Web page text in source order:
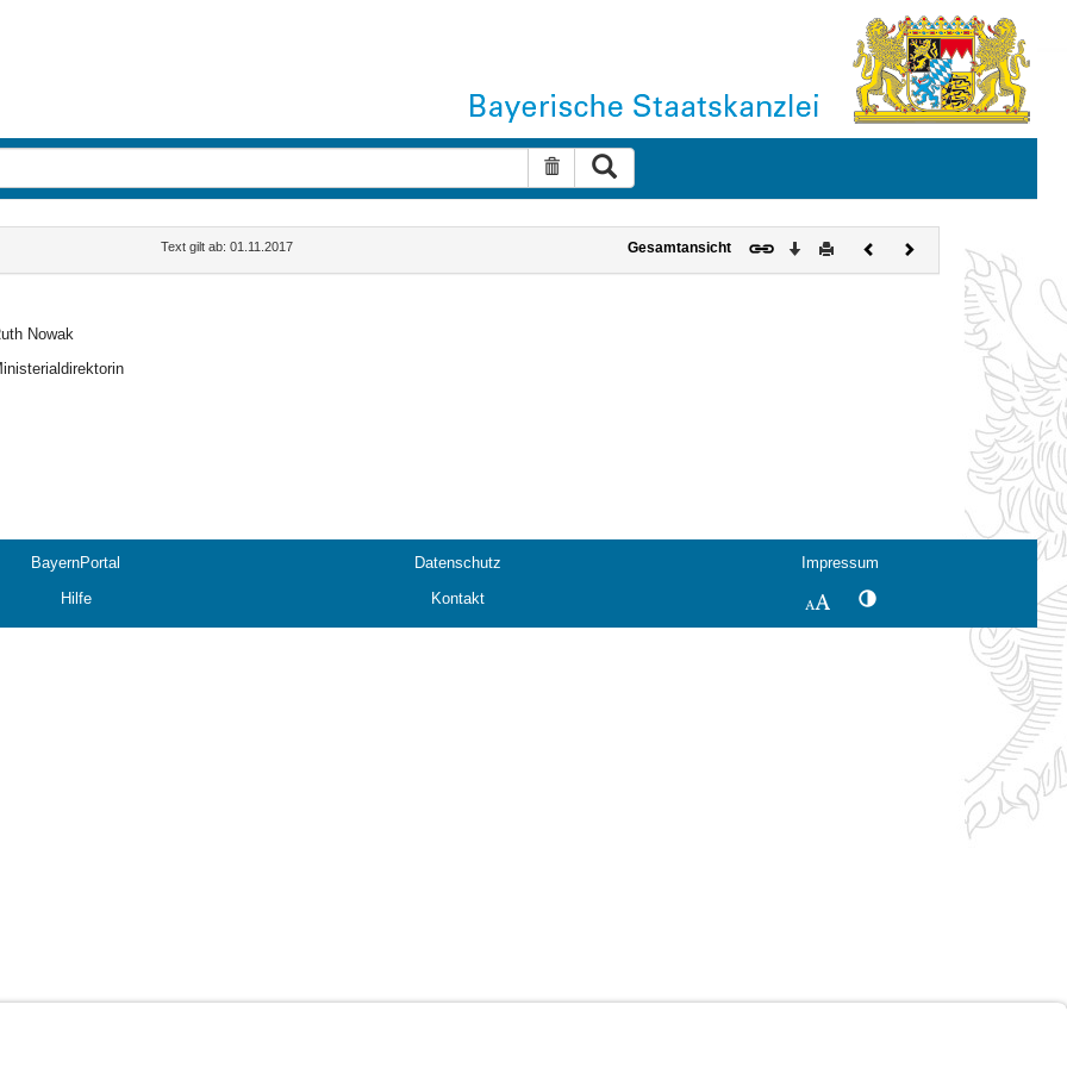
Suche zurücksetzen
Text gilt ab: 01.11.2017 Gesamtansicht Download
DruckenVorherigesNächstes
Dokument
Nowak
BayernPortal Datenschutz
Impressum
Hilfe Kontakt SchriftgrößeKontrastwechsel